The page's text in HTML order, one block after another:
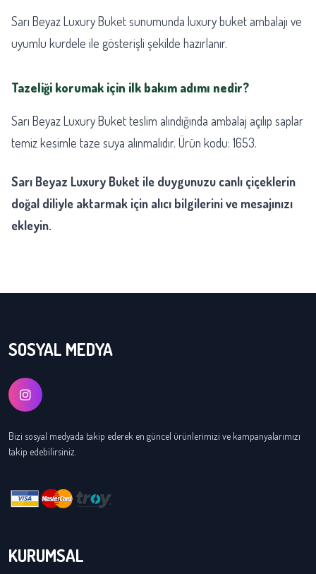
Sarı Beyaz Luxury Buket sunumunda luxury buket ambalajı ve
uyumlu kurdele ile gösterişli şekilde hazırlanır.
Tazeliği korumak için ilk bakım adımı nedir?
Sarı Beyaz Luxury Buket teslim alındığında ambalaj açılıp saplar
temiz kesimle taze suya alınmalıdır. Ürün kodu: 1653.
Sarı Beyaz Luxury Buket ile duygunuzu canlı çiçeklerin
doğal diliyle aktarmak için alıcı bilgilerini ve mesajınızı
ekleyin.
SOSYAL MEDYA
Bizi sosyal medyada takip ederek en güncel ürünlerimizi ve kampanyalarımızı
takip edebilirsiniz.
KURUMSAL